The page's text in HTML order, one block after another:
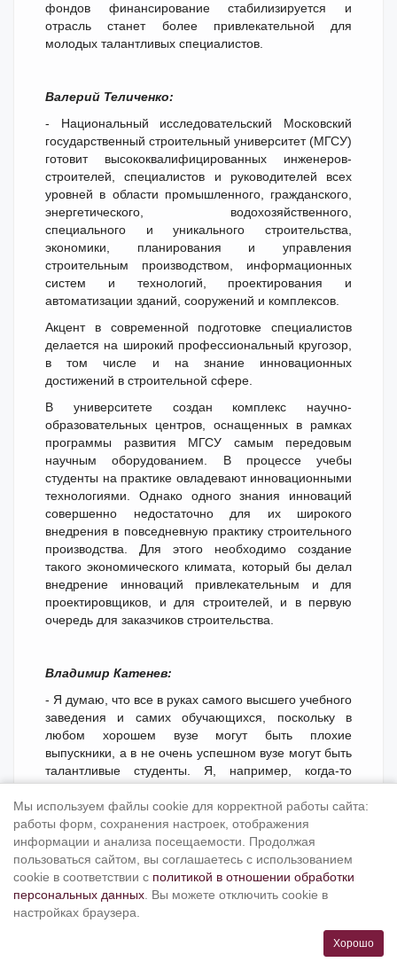
фондов финансирование стабилизируется и
отрасль станет более привлекательной для
молодых талантливых специалистов.
Валерий Теличенко:
- Национальный исследовательский Московский
государственный строительный университет (МГСУ)
готовит высококвалифицированных инженеров-
строителей, специалистов и руководителей всех
уровней в области промышленного, гражданского,
энергетического, водохозяйственного,
специального и уникального строительства,
экономики, планирования и управления
строительным производством, информационных
систем и технологий, проектирования и
автоматизации зданий, сооружений и комплексов.
Акцент в современной подготовке специалистов
делается на широкий профессиональный кругозор,
в том числе и на знание инновационных
достижений в строительной сфере.
В университете создан комплекс научно-
образовательных центров, оснащенных в рамках
программы развития МГСУ самым передовым
научным оборудованием. В процессе учебы
студенты на практике овладевают инновационными
технологиями. Однако одного знания инноваций
совершенно недостаточно для их широкого
внедрения в повседневную практику строительного
производства. Для этого необходимо создание
такого экономического климата, который бы делал
внедрение инноваций привлекательным и для
проектировщиков, и для строителей, и в первую
очередь для заказчиков строительства.
Владимир Катенев:
- Я думаю, что все в руках самого высшего учебного
заведения и самих обучающихся, поскольку в
любом хорошем вузе могут быть плохие
выпускники, а в не очень успешном вузе могут быть
талантливые студенты. Я, например, когда-то
оканчивал ВТУЗ ЛМЗ при Ленинградском
Металлическом заводе. Система обучения была
интегрированная: полгода обучение проходило на
дневном отделении, затем на полгода мы
переходили на работу на завод, а образовательный
процесс осуществлялся в вечернее время, после
чего цикл повторялся в течение всего срока
обучения - шесть лет. На весь Советский Союз было
всего пять вузов с подобной системой обучения. На
сегодняшний день для успешного существования и
Мы используем файлы cookie для корректной работы сайта:
работы форм, сохранения настроек, отображения
информации и анализа посещаемости. Продолжая
пользоваться сайтом, вы соглашаетесь с использованием
cookie в соответствии с политикой в отношении обработки
персональных данных . Вы можете отключить cookie в
настройках браузера.
Хорошо